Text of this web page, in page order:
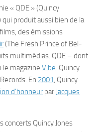
« QDE » (Quincy
produit aussi bien de la
des émissions
(The Fresh Prince of Bel-
multimédias. QDE – dont
le magazine Vibe. Quincy
. En 2001, Quincy
d’honneur par Jacques
concerts Quincy Jones